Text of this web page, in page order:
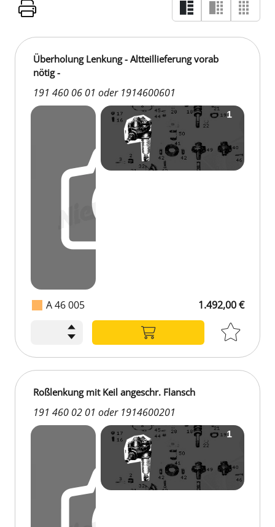
A 46 005
Überholung Lenkung - Altteillieferung vorab
nötig -
191 460 06 01 oder 1914600601
1.492,00 €
1.492,00 €
Roßlenkung mit Keil angeschr. Flansch
191 460 02 01 oder 1914600201